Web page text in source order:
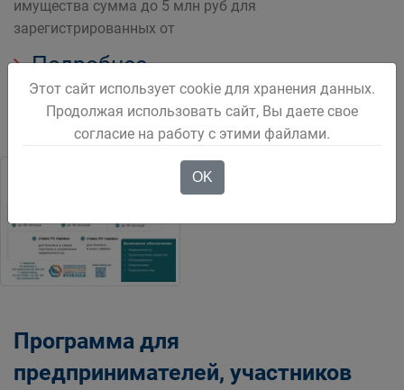
имущества сумма до 5 млн руб для
зарегистрированных от
Подробнее
Программа для
предпринимателей, участников
Этот сайт использует cookie для хранения данных.
Продолжая использовать сайт, Вы даете свое
согласие на работу с этими файлами.
OK